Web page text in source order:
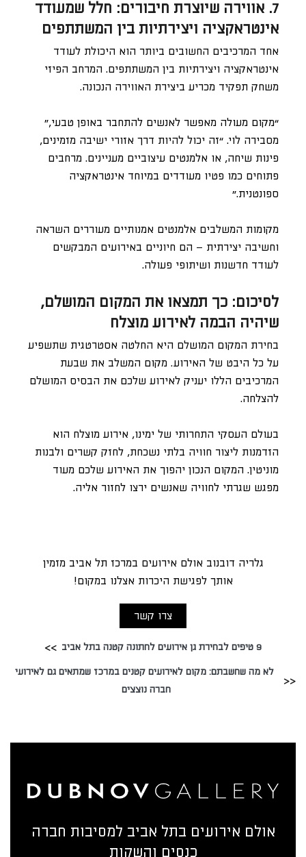
7. אווירה שיוצרת חיבורים: חלל שמעודד
אינטראקציה ויצירתיות בין המשתתפים
אחד המרכיבים החשובים ביותר הוא היכולת לעודד
אינטראקציה ויצירתיות בין המשתתפים. המרחב הפיזי
משחק תפקיד מכריע ביצירת האווירה הנכונה.
“מקום מעולה מאפשר לאנשים להתחבר באופן טבעי,”
מסבירה לוי. “זה יכול להיות דרך אזורי ישיבה מזמינים,
פינות שיחה, או אלמנטים עיצוביים מעניינים. מרחבים
פתוחים כמו פטיו מעודדים במיוחד אינטראקציה
ספונטנית.”
מקומות המשלבים אלמנטים אמנותיים מעוררים השראה
וחשיבה יצירתית – הם חיוניים באירועים המבקשים
לעודד חדשנות ושיתופי פעולה.
לסיכום: כך תמצאו את המקום המושלם,
שיהיה הבמה לאירוע מוצלח
בחירת המקום המושלם היא החלטה אסטרטגית שתשפיע
על כל היבט של האירוע. מקום המשלב את שבעת
המרכיבים הללו יעניק לאירוע שלכם את הבסיס המושלם
להצלחה.
בעולם העסקי התחרותי של ימינו, אירוע מוצלח הוא
הזדמנות ליצור חוויה בלתי נשכחת, לחזק קשרים ולבנות
מוניטין. המקום הנכון יהפוך את האירוע שלכם מעוד
מפגש שגרתי לחוויה שאנשים ירצו לחזור אליה.
גלריה דובנוב אולם אירועים במרכז תל אביב מזמין
אותך לפגישת היכרות אצלנו במקום!
צרו קשר
9 טיפים לבחירת גן אירועים לחתונה קטנה בתל אביב
לא מה שחשבתם: מקום לאירועים קטנים במרכז שמתאים גם לאירועי
חברה נוצצים
אולם אירועים בתל אביב למסיבות חברה
כנסים והשקות